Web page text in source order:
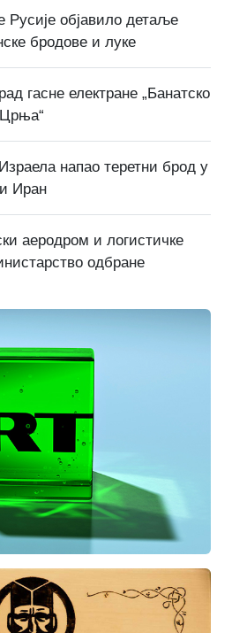
Русије објавило детаље
бродове и луке
гасне електране „Банатско
напао теретни брод у
Иран
аеродром и логистичке
одбране